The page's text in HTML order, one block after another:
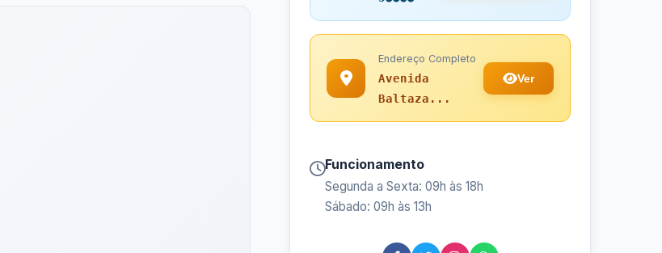
Endereço Completo
Avenida
Baltaza...
Ver
Funcionamento
Segunda a Sexta: 09h às 18h
Sábado: 09h às 13h